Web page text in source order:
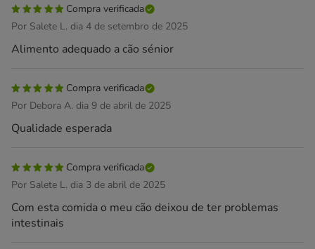
Compra verificada
Por Salete L. dia 4 de setembro de 2025
Alimento adequado a cão sénior
Compra verificada
Por Debora A. dia 9 de abril de 2025
Qualidade esperada
Compra verificada
Por Salete L. dia 3 de abril de 2025
Com esta comida o meu cão deixou de ter problemas
intestinais